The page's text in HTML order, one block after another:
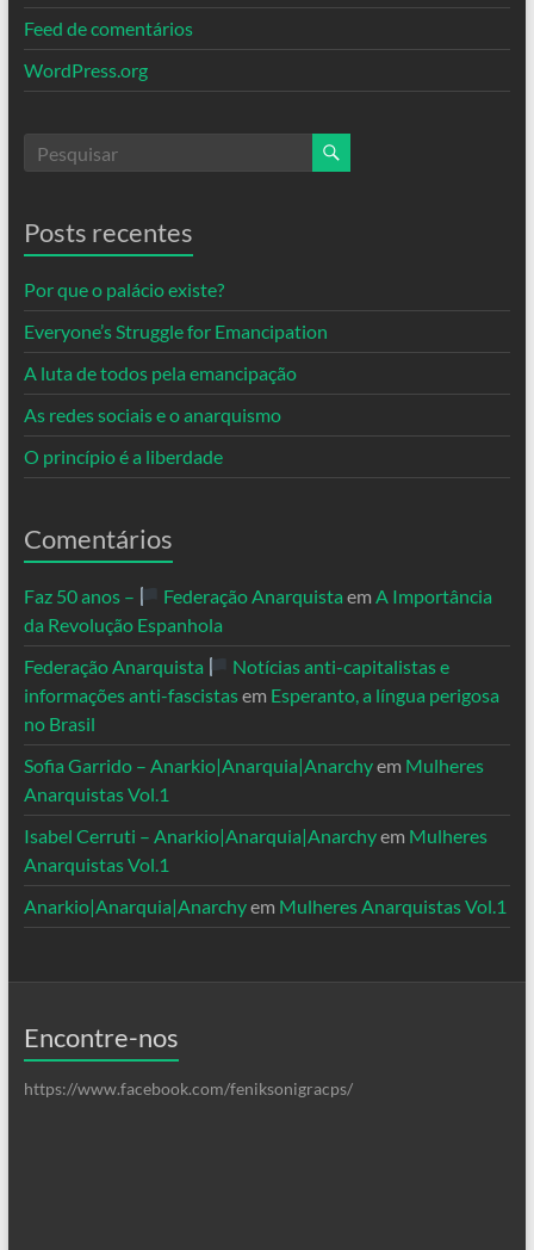
Feed de comentários
WordPress.org
Posts recentes
Por que o palácio existe?
Everyone’s Struggle for Emancipation
A luta de todos pela emancipação
As redes sociais e o anarquismo
O princípio é a liberdade
Comentários
Faz 50 anos – Federação Anarquista em A Importância
da Revolução Espanhola
Federação Anarquista
Notícias anti-capitalistas e
informações anti-fascistasem Esperanto, a língua perigosa
no Brasil
Sofia Garrido – Anarkio|Anarquia|Anarchyem Mulheres
Anarquistas Vol.1
Isabel Cerruti – Anarkio|Anarquia|Anarchyem Mulheres
Anarquistas Vol.1
Anarkio|Anarquia|Anarchyem Mulheres Anarquistas Vol.1
Encontre-nos
https://www.facebook.com/feniksonigracps/